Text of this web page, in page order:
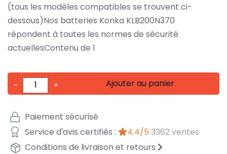
(tous les modèles compatibles se trouvent ci-
dessous)Nos batteries Konka KLB200N370
répondent à toutes les normes de sécurité
actuellesContenu de l
- + Ajouter au panier
Paiement sécurisé
Service d'avis certifiés :
4.4/5 3362 ventes
Conditions de livraison et retours